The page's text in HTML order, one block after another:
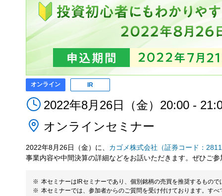
オンライン IR
2022年8月26日（金）20:00 -
オンラインセミナー
2022年8月26日（金）に、 カゴメ株式会社（証券コード：
事業内容や中間決算の詳細などをお話いただきます。ぜひご
本セミナーはIRセミナーであり、個別銘柄の売買を推奨するもの
本セミナーでは、参加者からのご質問を受け付けております。す